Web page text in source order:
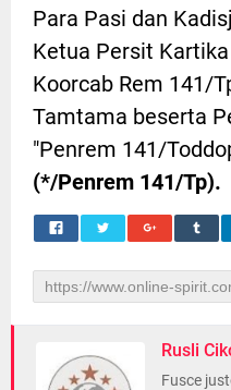
Para Pasi dan
Ketua Persit
Koorcab Rem 141/
Tamtama beserta
"Penrem 141/
(*/Penrem 141/Tp).
Rusli
Fusce